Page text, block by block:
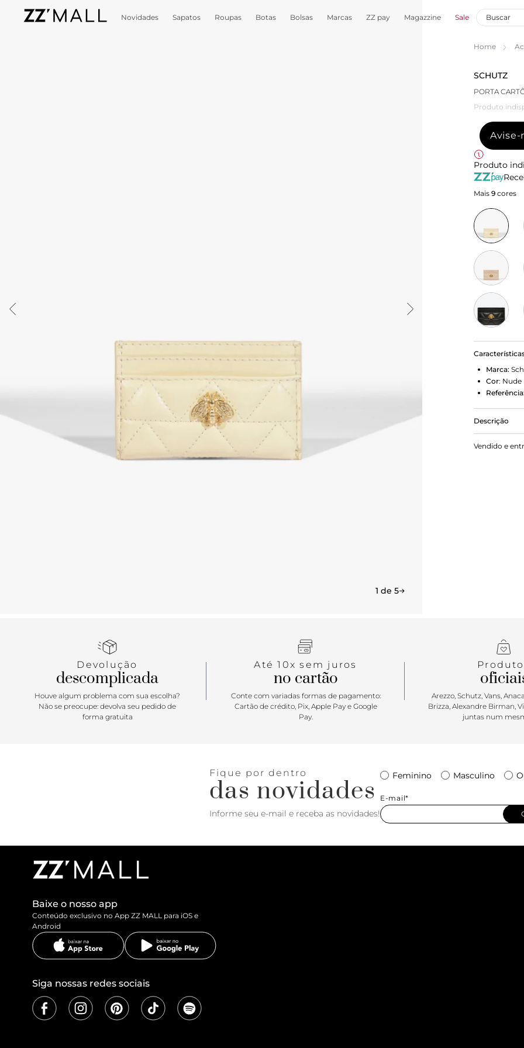
Novidades Sapatos Roupas Botas Bolsas Marcas ZZ pay Magazzine Sale
1 de 5
Home
SCHUTZ
PORTA
Produto
Avise-
Produto
Mais 9 cores
Marca:
Cor: Nude
Referência:
Descrição
Mantenha
Este porta-
Vendido e
Devolução
descomplicada
Houve algum problema com sua escolha?
Não se preocupe: devolva seu pedido de
forma gratuita
Até 10x sem juros
no cartão
Conte com variadas formas de pagamento:
Cartão de crédito, Pix, Apple Pay e Google
Pay.
Arezzo, Schutz, Vans,
Brizza, Alexandre Birman,
juntas num
Fique por dentro
das novidades
Informe seu e-mail e receba as novidades!
Feminino Masculino
E-mail*
Baixe o nosso app
Conteúdo exclusivo no App ZZ MALL para iOS e
Android
Siga nossas redes sociais